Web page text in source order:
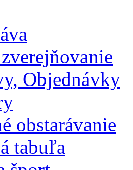
Objednávky
obstarávanie
tabuľa